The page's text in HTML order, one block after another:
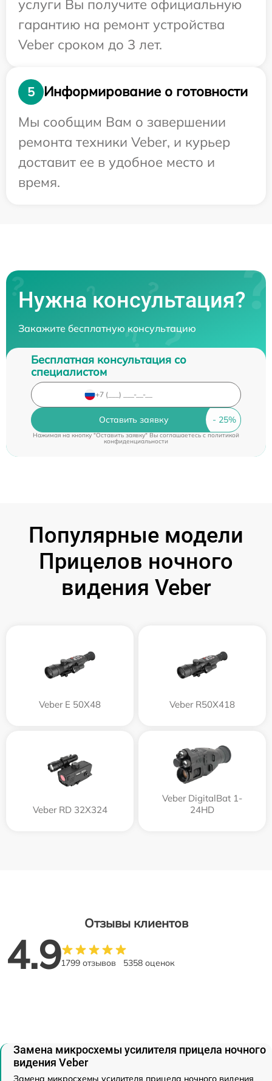
услуги Вы получите официальную
гарантию на ремонт устройства
Veber сроком до 3 лет.
5
Информирование о готовности
Мы сообщим Вам о завершении
ремонта техники Veber, и курьер
доставит ее в удобное место и
время.
Нужна консультация?
Закажите бесплатную консультацию
Бесплатная консультация со
специалистом
Оставить заявку
Нажимая на кнопку "Оставить заявку" Вы соглашаетесь cполитикой
конфиденциальности
Популярные модели
Прицелов ночного
видения Veber
Veber E 50X48 Veber R50X418
Veber RD 32X324
Veber DigitalBat 1-
24HD
Отзывы клиентов
4.91799 отзывов 5358 оценок
Замена микросхемы усилителя прицела ночного
видения Veber
Замена микросхемы усилителя прицела ночного видения